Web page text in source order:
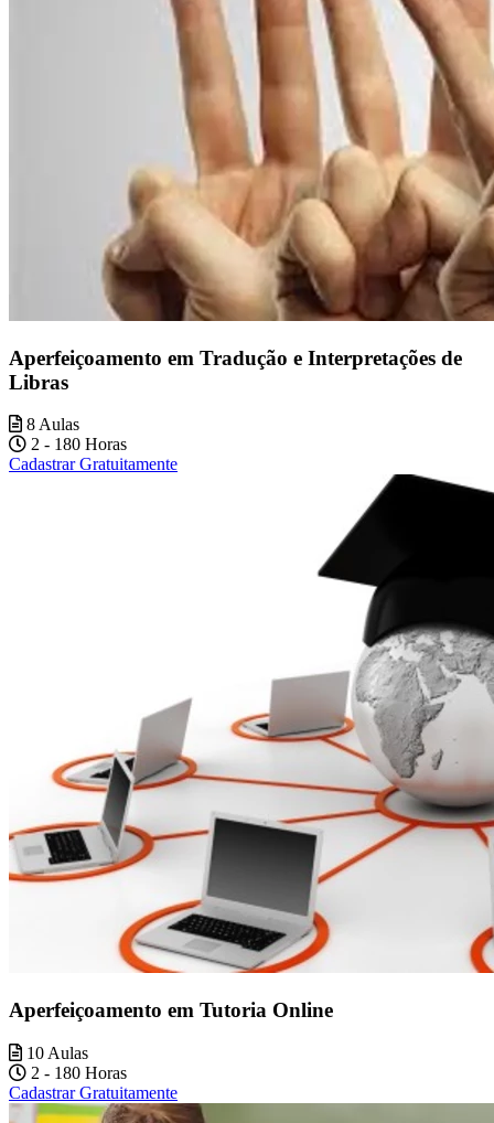
Aperfeiçoamento em Tradução e Interpretações de
Libras
8 Aulas
2 - 180 Horas
Cadastrar Gratuitamente
Aperfeiçoamento em Tutoria Online
10 Aulas
2 - 180 Horas
Cadastrar Gratuitamente